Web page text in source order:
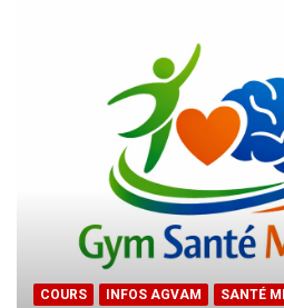
COURS INFOS AGVAM SANTÉ